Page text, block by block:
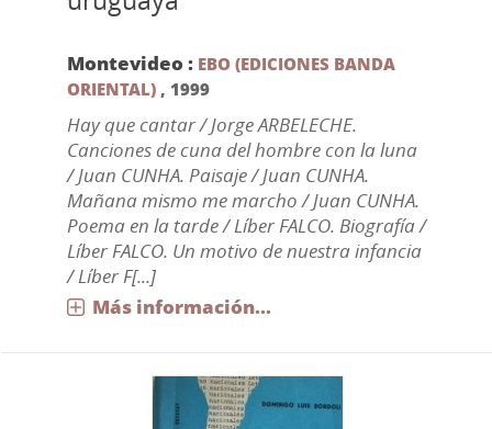
Montevideo : EBO (EDICIONES BANDA
ORIENTAL), 1999
Hay que cantar / Jorge ARBELECHE.
Canciones de cuna del hombre con la luna
/ Juan CUNHA. Paisaje / Juan CUNHA.
Mañana mismo me marcho / Juan CUNHA.
Poema en la tarde / Líber FALCO. Biografía /
Líber FALCO. Un motivo de nuestra infancia
/ Líber F[...]
Más información...